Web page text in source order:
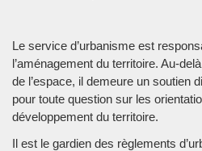
Le service d’urbanisme est
l’aménagement du territoire. Au-
de l’espace, il demeure un soutien
pour toute question sur les
développement du territoire.
Il est le gardien des règlements